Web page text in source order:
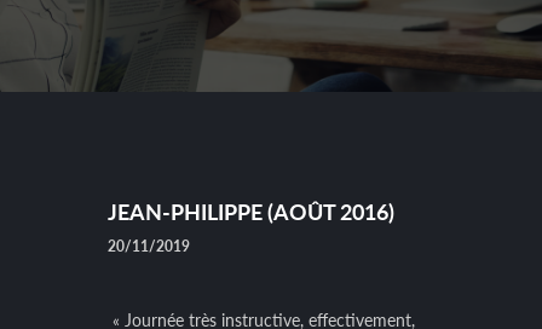
JEAN-PHILIPPE (AOÛT 2016)
20/11/2019
« Journée très instructive, effectivement,